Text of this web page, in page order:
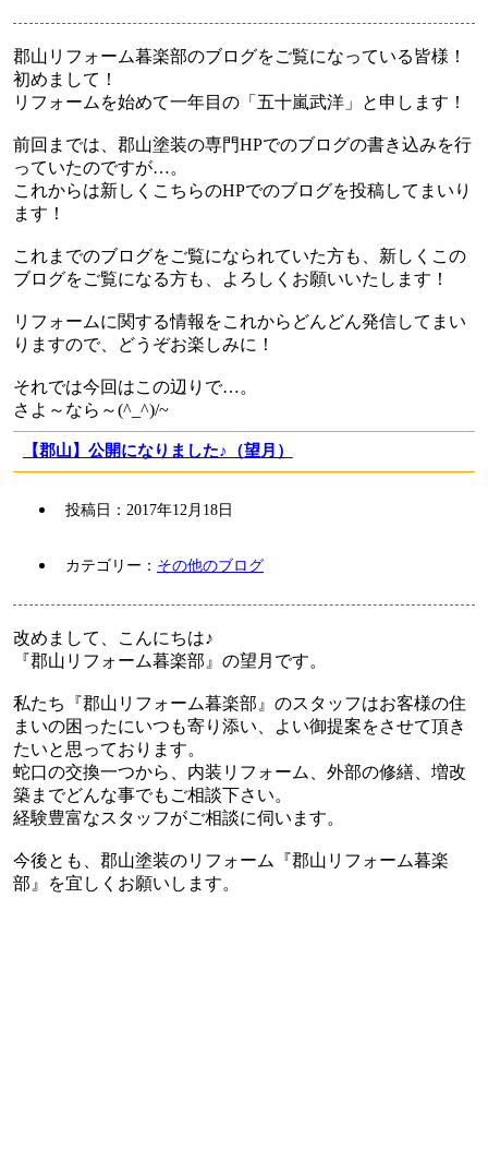
郡山リフォーム暮楽部のブログをご覧になっている皆様！
初めまして！
リフォームを始めて一年目の「五十嵐武洋」と申します！
前回までは、郡山塗装の専門HPでのブログの書き込みを行
っていたのですが…。
これからは新しくこちらのHPでのブログを投稿してまいり
ます！
これまでのブログをご覧になられていた方も、新しくこの
ブログをご覧になる方も、よろしくお願いいたします！
リフォームに関する情報をこれからどんどん発信してまい
りますので、どうぞお楽しみに！
それでは今回はこの辺りで…。
さよ～なら～(^_^)/~
【郡山】公開になりました♪（望月）
投稿日： 2017年12月18日
カテゴリー： その他のブログ
改めまして、こんにちは♪
『郡山リフォーム暮楽部』の望月です。
私たち『郡山リフォーム暮楽部』のスタッフはお客様の住
まいの困ったにいつも寄り添い、よい御提案をさせて頂き
たいと思っております。
蛇口の交換一つから、内装リフォーム、外部の修繕、増改
築までどんな事でもご相談下さい。
経験豊富なスタッフがご相談に伺います。
今後とも、郡山塗装のリフォーム『郡山リフォーム暮楽
部』を宜しくお願いします。